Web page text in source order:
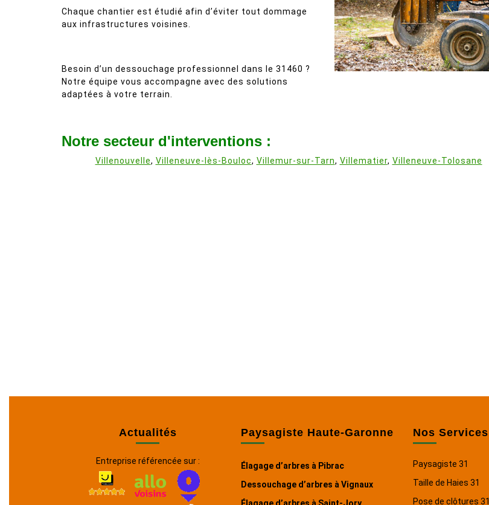
Chaque chantier est étudié afin d’éviter tout dommage
aux infrastructures voisines.
Besoin d’un dessouchage professionnel dans le 31460 ?
Notre équipe vous accompagne avec des solutions
adaptées à votre terrain.
Notre secteur d'interventions :
Villenouvelle, Villeneuve-lès-Bouloc, Villemur-sur-Tarn, Villematier, Villeneuve-Tolosane
Actualités
Entreprise référencée sur :
Paysagiste Haute-Garonne
Élagage d’arbres à Pibrac
Dessouchage d’arbres à Vignaux
Nos Services
Paysagiste 31
Taille de Haies 31
Pose de clôtures 31